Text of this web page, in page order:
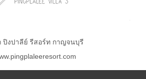
ปิงปาลีย์ รีสอร์ท กาญจนบุรี